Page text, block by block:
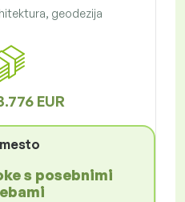
geodezija
EUR
s posebnimi